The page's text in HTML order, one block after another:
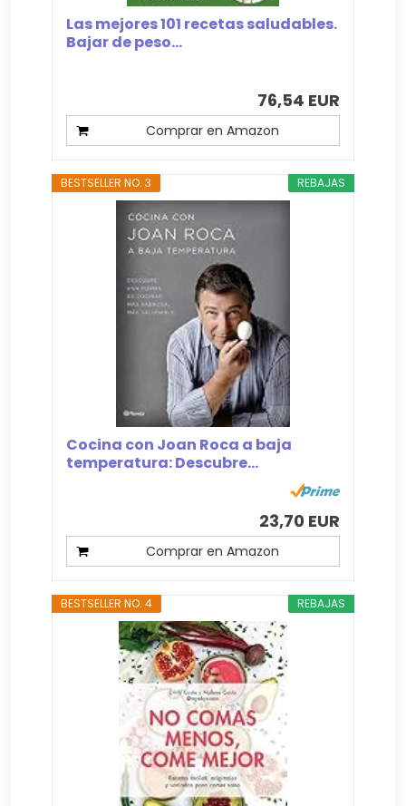
Las mejores 101 recetas saludables.
Bajar de peso...
76,54 EUR
Comprar en Amazon
REBAJAS
BESTSELLER NO. 3
Cocina con Joan Roca a baja
temperatura: Descubre...
23,70 EUR
Comprar en Amazon
REBAJAS
BESTSELLER NO. 4